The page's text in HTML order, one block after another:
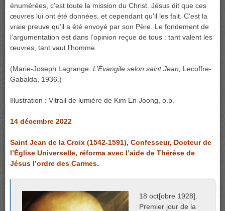
énumérées, c’est toute la mission du Christ. Jésus dit que ces
œuvres lui ont été données, et cependant qu’il les fait. C’est la
vraie preuve qu’il a été envoyé par son Père. Le fondement de
l’argumentation est dans l’opinion reçue de tous : tant valent les
œuvres, tant vaut l’homme.
(Marie-Joseph Lagrange. L’Évangile selon saint Jean, Lecoffre-
Gabalda, 1936.)
Illustration : Vitrail de lumière de Kim En Joong, o.p.
14 décembre 2022
Saint Jean de la Croix (1542-1591), Confesseur, Docteur de
l’Église Universelle, réforma avec l’aide de Thérèse de
Jésus l’ordre des Carmes.
18 oct[obre 1928].
Premier jour de la